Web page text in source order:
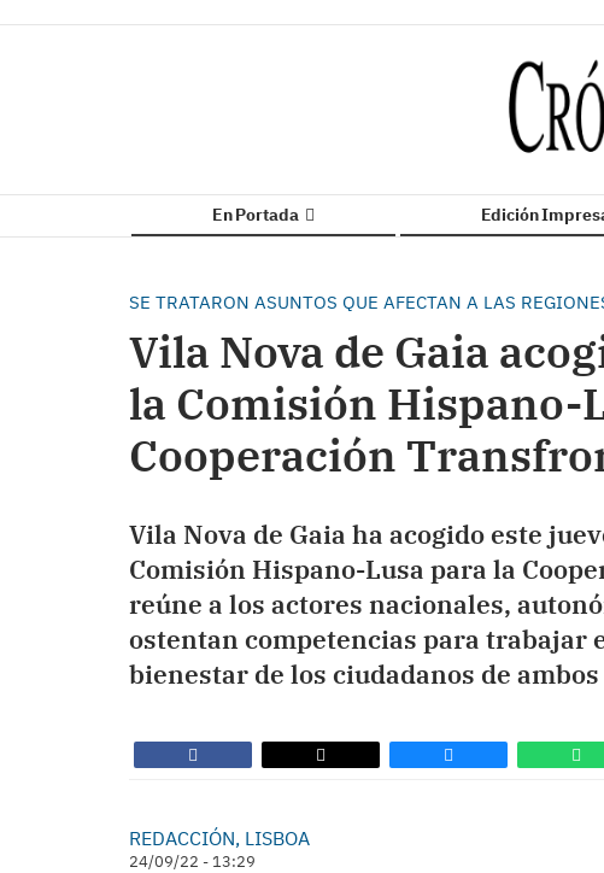
En Portada Edición
SE TRATARON ASUNTOS QUE AFECTAN A LAS
Vila Nova de Gaia
la Comisión Hispano-
Cooperación
Vila Nova de Gaia ha acogido este
Comisión Hispano-Lusa para la
reúne a los actores nacionales,
ostentan competencias para trabajar
bienestar de los ciudadanos de
REDACCIÓN, LISBOA
24/09/22 - 13:29